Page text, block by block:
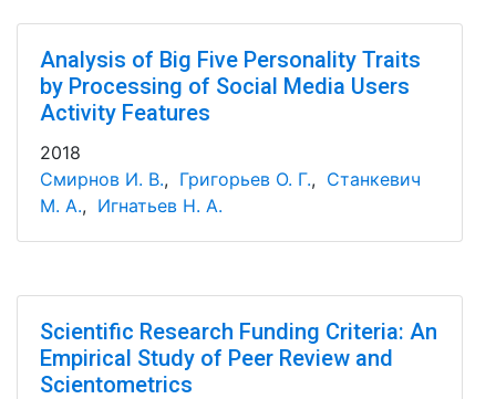
Analysis of Big Five Personality Traits
by Processing of Social Media Users
Activity Features
2018
Смирнов И. В., Григорьев О. Г., Станкевич
М. А., Игнатьев Н. А.
Scientific Research Funding Criteria: An
Empirical Study of Peer Review and
Scientometrics